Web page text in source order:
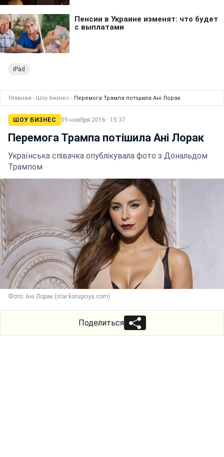
iPad
Главная › Шоу бизнес › Перемога Трампа потішила Ані Лорак
ШОУ БИЗНЕС 09 ноября 2016 · 15:37
Перемога Трампа потішила Ані Лорак
Українська співачка опублікувала фото з Дональдом
Трампом
Фото: Ані Лорак (star.korupciya.com)
Поделиться